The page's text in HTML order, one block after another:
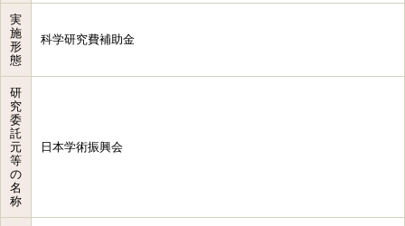
実
施
形
態
科学研究費補助金
研
究
委
託
元
等
の
名
称
日本学術振興会